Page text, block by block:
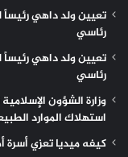
تعيين ولد داهي
رئاسي
تعيين ولد داهي
رئاسي
وزارة الشؤون
استهلاك الموارد
كيفه ميديا تعزي أسرة